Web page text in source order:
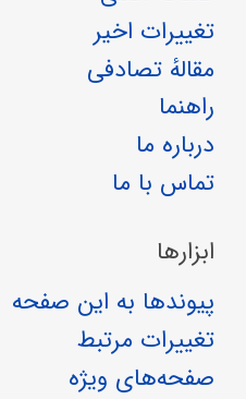
تغییرات اخیر
مقالهٔ تصادفی
راهنما
درباره ما
تماس با ما
ابزارها
پیوندها به این صفحه
تغییرات مرتبط
صفحه‌های ویژه